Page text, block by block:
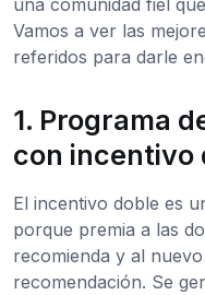
Vamos a ver las
referidos para darle
1. Programa
con incentivo
El incentivo doble es
porque premia a las
recomienda y al
recomendación. Se